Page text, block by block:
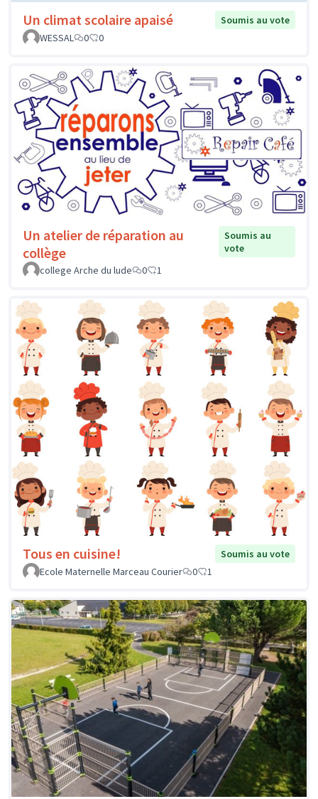
Un climat scolaire apaisé
Soumis au vote
WESSAL
0 0
Un atelier de réparation au
collège
Soumis au
vote
college Arche du lude
0 1
Tous en cuisine!
Soumis au vote
Ecole Maternelle Marceau Courier
0 1